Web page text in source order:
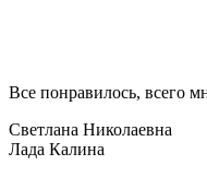
Все понравилось, всего
Светлана Николаевна
Лада Калина